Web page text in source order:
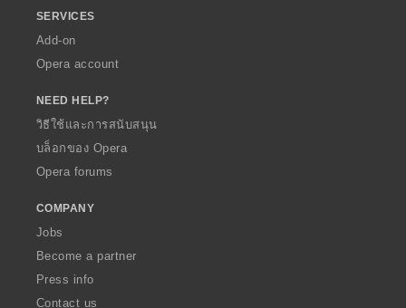
SERVICES
Add-on
Opera account
NEED HELP?
วิธีใช้และการสนับสนุน
บล็อกของ Opera
Opera forums
COMPANY
Jobs
Become a partner
Press info
Contact us